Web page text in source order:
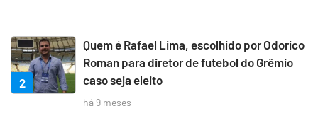
2
Quem é Rafael Lima, escolhido por Odorico
Roman para diretor de futebol do Grêmio
caso seja eleito
há 9 meses